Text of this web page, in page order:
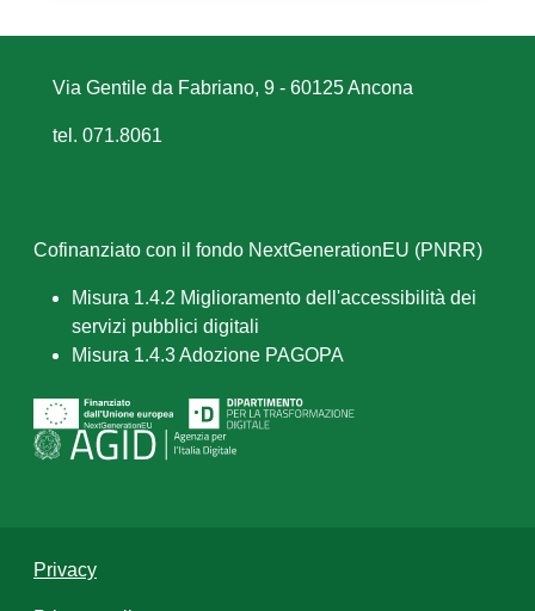
Via Gentile da Fabriano, 9 - 60125 Ancona
tel. 071.8061
Cofinanziato con il fondo NextGenerationEU (PNRR)
Misura 1.4.2 Miglioramento dell'accessibilità dei
servizi pubblici digitali
Misura 1.4.3 Adozione PAGOPA
Privacy